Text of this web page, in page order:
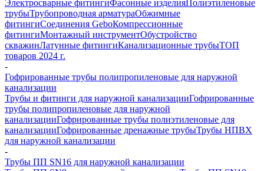
Электросварные фитингиФасонные изделияПолиэтиленовые
трубыТрубопроводная арматураОбжимные
фитингиСоединения GeboКомпрессионные
фитингиМонтажный инструментОбустройство
скважинЛатунные фитингиКанализационные трубыТОП
товаров 2024 г.
-
Гофрированные трубы полипропиленовые для наружной
канализации
Трубы и фитинги для наружной канализацииГофрированные
трубы полипропиленовые для наружной
канализацииГофрированные трубы полиэтиленовые для
канализацииГофрированные дренажные трубыТрубы НПВХ
для наружной канализации
-
Трубы ПП SN16 для наружной канализации